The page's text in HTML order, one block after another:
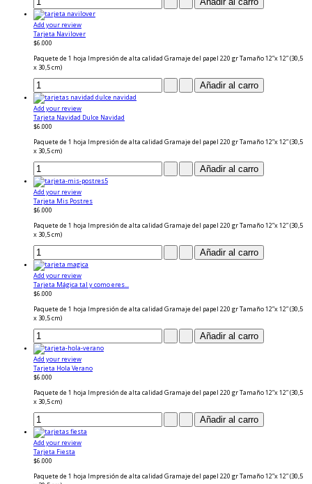
Add your review
Tarjeta Navilover
$6.000
Paquete de 1 hoja Impresión de alta calidad Gramaje del papel 220 gr Tamaño 12”x 12” (30,5
x 30,5 cm)
Add your review
Tarjeta Navidad Dulce Navidad
$6.000
Paquete de 1 hoja Impresión de alta calidad Gramaje del papel 220 gr Tamaño 12”x 12” (30,5
x 30,5 cm)
Add your review
Tarjeta Mis Postres
$6.000
Paquete de 1 hoja Impresión de alta calidad Gramaje del papel 220 gr Tamaño 12”x 12” (30,5
x 30,5 cm)
Add your review
Tarjeta Mágica tal y como eres...
$6.000
Paquete de 1 hoja Impresión de alta calidad Gramaje del papel 220 gr Tamaño 12”x 12” (30,5
x 30,5 cm)
Add your review
Tarjeta Hola Verano
$6.000
Paquete de 1 hoja Impresión de alta calidad Gramaje del papel 220 gr Tamaño 12”x 12” (30,5
x 30,5 cm)
Add your review
Tarjeta Fiesta
$6.000
Paquete de 1 hoja Impresión de alta calidad Gramaje del papel 220 gr Tamaño 12”x 12” (30,5